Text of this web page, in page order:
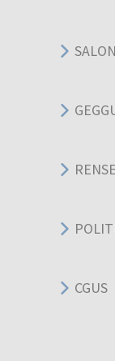
CGUS